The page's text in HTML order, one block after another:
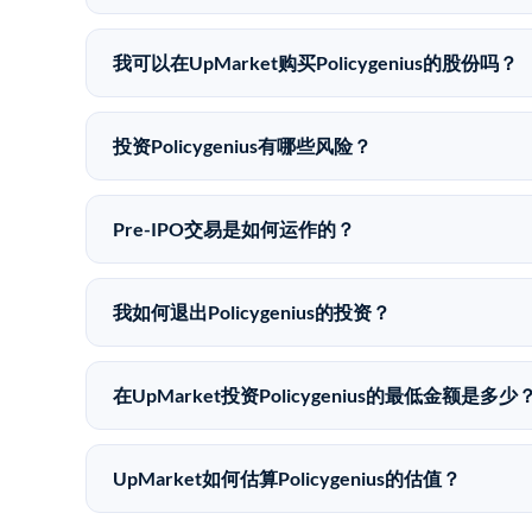
Policygenius没有公开股价，因为它是一家私有公司
同。
我可以在UpMarket购买Policygenius的股份吗？
可以。合格投资者可以通过填写本页表单或在
UpMarket是FINRA注册的经纪交易商，自2019年以
投资Policygenius有哪些风险？
Pre-IPO投资存在重大风险。Policygenius的股份流
能全部损失的准备。私有公司的估值在融资轮次之间
Pre-IPO交易是如何运作的？
在Pre-IPO交易中，合格投资者通过二级市场平台从
注册的经纪交易商促成这些交易，代表双方处理合规
我如何退出Policygenius的投资？
Pre-IPO持股主要有两种退出途径：在二级市场将股
件。任何退出的时间都是不可预测的，投资者应做好
在UpMarket投资Policygenius的最低金额是多少？
UpMarket上大多数Pre-IPO产品的最低投资金额为
仅在完成投资时支付交易相关费用。
UpMarket如何估算Policygenius的估值？